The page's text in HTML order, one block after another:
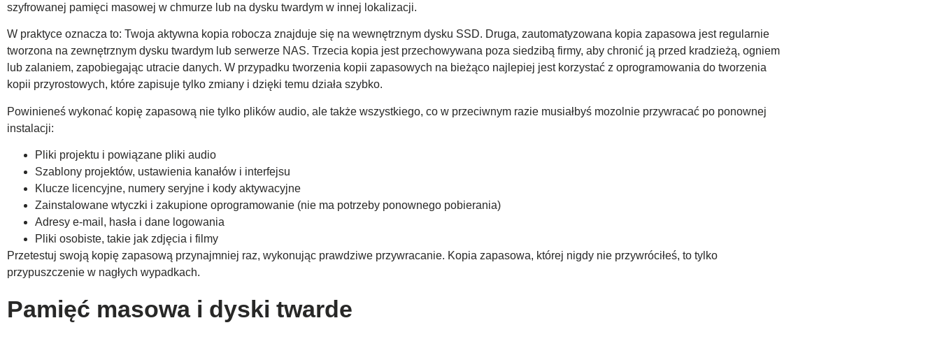
szyfrowanej pamięci masowej w chmurze lub na dysku twardym w innej lokalizacji.
W praktyce oznacza to: Twoja aktywna kopia robocza znajduje się na wewnętrznym dysku SSD. Druga, zautomatyzowana kopia zapasowa jest regularnie
tworzona na zewnętrznym dysku twardym lub serwerze NAS. Trzecia kopia jest przechowywana poza siedzibą firmy, aby chronić ją przed kradzieżą, ogniem
lub zalaniem, zapobiegając utracie danych. W przypadku tworzenia kopii zapasowych na bieżąco najlepiej jest korzystać z oprogramowania do tworzenia
kopii przyrostowych, które zapisuje tylko zmiany i dzięki temu działa szybko.
Powinieneś wykonać kopię zapasową nie tylko plików audio, ale także wszystkiego, co w przeciwnym razie musiałbyś mozolnie przywracać po ponownej
instalacji:
Pliki projektu i powiązane pliki audio
Szablony projektów, ustawienia kanałów i interfejsu
Klucze licencyjne, numery seryjne i kody aktywacyjne
Zainstalowane wtyczki i zakupione oprogramowanie (nie ma potrzeby ponownego pobierania)
Adresy e-mail, hasła i dane logowania
Pliki osobiste, takie jak zdjęcia i filmy
Przetestuj swoją kopię zapasową przynajmniej raz, wykonując prawdziwe przywracanie. Kopia zapasowa, której nigdy nie przywróciłeś, to tylko
przypuszczenie w nagłych wypadkach.
Pamięć masowa i dyski twarde